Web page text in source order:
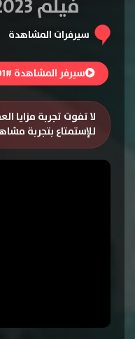
فيلم Tiger 3 2023 مترجم
سيرفرات المشاهدة
سيرفر المشاهدة #01
لا تفوت تجربة مزايا
للإستمتاع بتجربة